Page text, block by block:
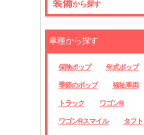
装備から探す
車種から探す
保険ポップ 年式ポップ
季節のポップ 福祉車両
トラック ワゴンR
ワゴンRスマイル タフト